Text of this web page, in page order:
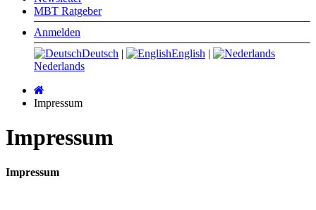
MBT Ratgeber
Anmelden
Deutsch | English |
Nederlands
Impressum
Impressum
Impressum